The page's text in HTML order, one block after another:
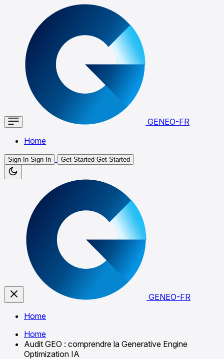
GENEO-FR
Home
Sign In Sign In Get Started Get Started
GENEO-FR
Home
Home
Audit GEO : comprendre la Generative Engine
Optimization IA